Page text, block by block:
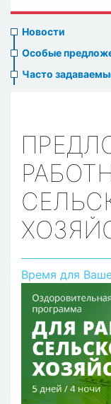
News
menu
Новости
Особые
Часто
Время для